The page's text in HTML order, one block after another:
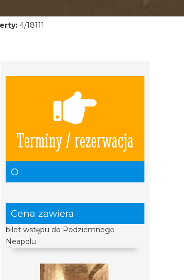
4/18111
Terminy / rezerwacja
O
Cena zawiera
bilet wstępu do Podziemnego
Neapolu